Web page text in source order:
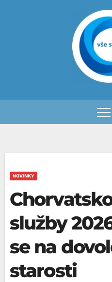
NOVINKY
služby
se na
starosti